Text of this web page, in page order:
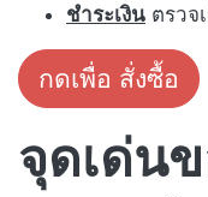
ชำระเงิน ตรวจ
กดเพื่อ สั่งซื้อ
จุดเด่นข